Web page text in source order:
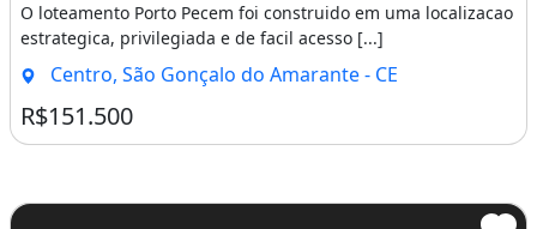
O loteamento Porto Pecem foi construido em uma localizacao
estrategica, privilegiada e de facil acesso [...]
Centro, São Gonçalo do Amarante - CE
R$151.500